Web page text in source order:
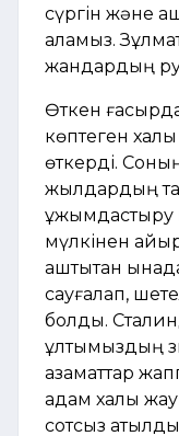
сүргін және
аламыз.
жандардың
Өткен
көптеген
өткерді. Соның
жылдардың
ұжымдастыру
мүлкінен
аштықтан
сауғалап,
болды.
ұлтымыздың
азаматтар
адам халық
сотсыз